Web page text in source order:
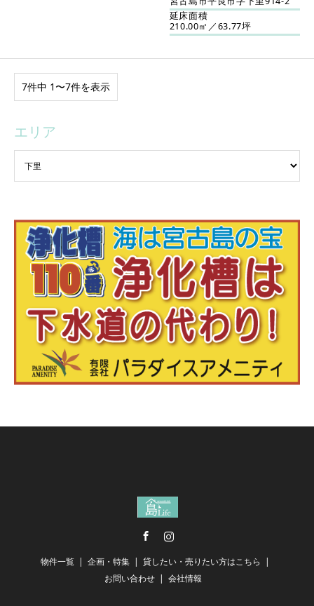
延床面積
210.00㎡／63.77坪
7件中 1〜7件を表示
エリア
物件一覧 企画・特集
貸したい・売りたい方はこちら
お問い合わせ
会社情報